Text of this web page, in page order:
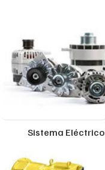
Sistema Eléctrico